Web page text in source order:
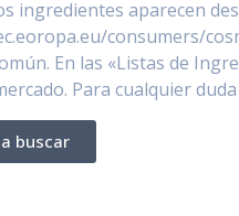
ingredientes aparecen
consumers/
En las «Listas de
Para cualquier
buscar